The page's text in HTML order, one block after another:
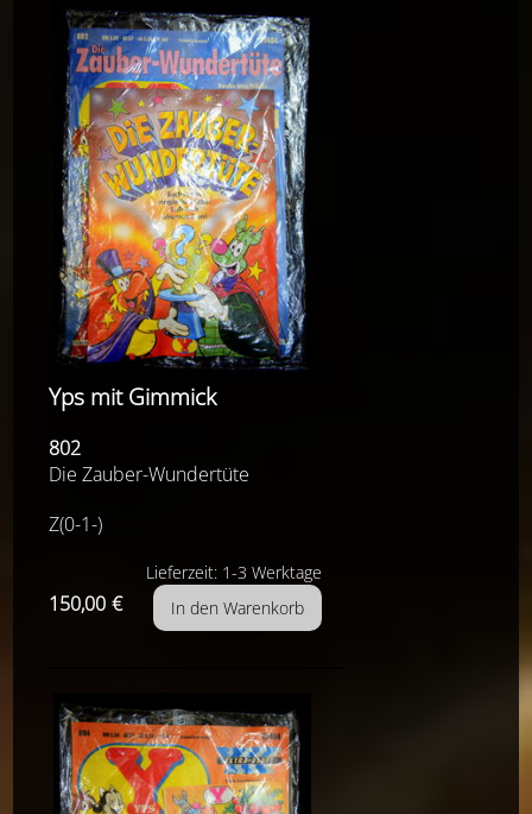
Yps mit Gimmick
802
Die Zauber-Wundertüte
Z(0-1-)
Lieferzeit: 1-3 Werktage
150,00 €